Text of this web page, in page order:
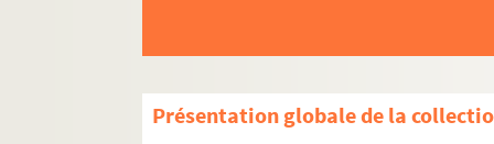
Présentation globale de la
E